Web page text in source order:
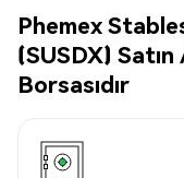
Phemex
(SUSDX)
Borsasıdır